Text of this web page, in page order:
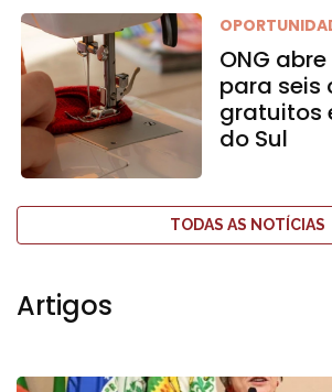
ONG
para seis
gratuitos
do Sul
TODAS AS NOTÍCIAS
Artigos